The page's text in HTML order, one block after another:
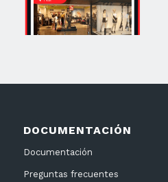
DOCUMENTACIÓN
Documentación
Preguntas frecuentes